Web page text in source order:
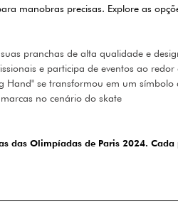
manobras precisas. Explore as
pranchas de alta qualidade e
e participa de eventos ao
Hand" se transformou em um
no cenário do skate
das Olimpíadas de Paris 2024.